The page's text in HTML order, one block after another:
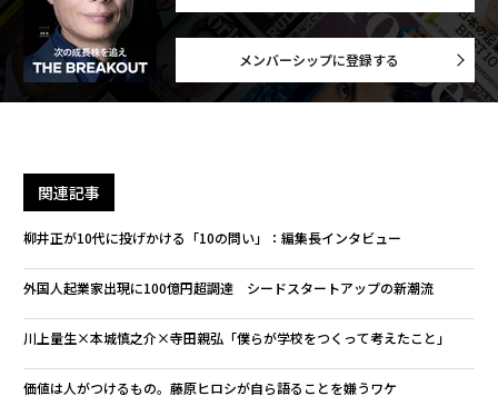
メンバーシップに登録する
関連記事
柳井正が10代に投げかける「10の問い」：編集長インタビュー
外国人起業家出現に100億円超調達 シードスタートアップの新潮流
川上量生×本城慎之介×寺田親弘「僕らが学校をつくって考えたこと」
価値は人がつけるもの。藤原ヒロシが自ら語ることを嫌うワケ